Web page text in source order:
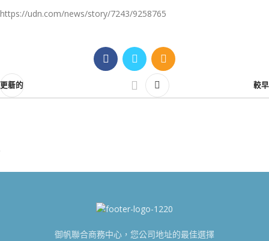
https://udn.com/news/story/7243/9258765
更新的 較早
御帆聯合商務中心，您公司地址的最佳選擇